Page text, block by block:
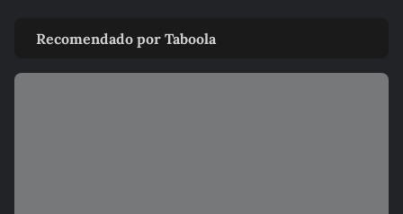
da Gaviões da Fiel: ‘Não...
LULA
Recomendado por Taboola